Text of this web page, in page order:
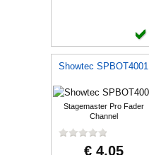
Showtec SPBOT4001
Stagemaster Pro Fader
Channel
€ 4,05